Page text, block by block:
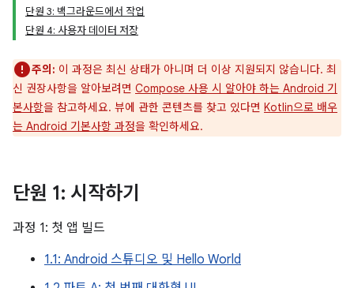
단원 3: 백그라운드에서 작업
단원 4: 사용자 데이터 저장
주의: 이 과정은 최신 상태가 아니며 더 이상 지원되지 않습니다. 최
신 권장사항을 알아보려면 Compose 사용 시 알아야 하는 Android 기
본사항을 참고하세요. 뷰에 관한 콘텐츠를 찾고 있다면 Kotlin으로 배우
는 Android 기본사항 과정을 확인하세요.
단원 1: 시작하기
과정 1: 첫 앱 빌드
1.1: Android 스튜디오 및 Hello World